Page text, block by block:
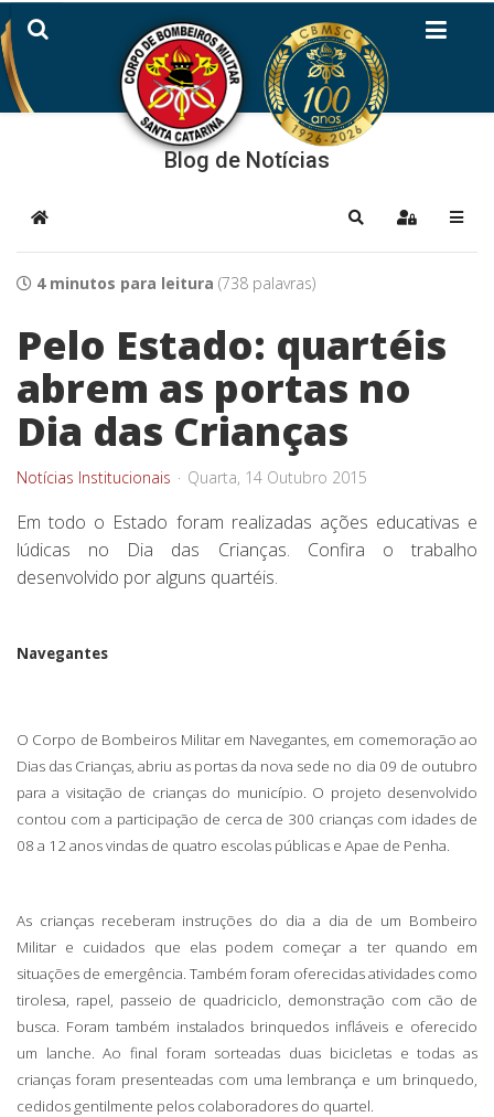
Blog de Notícias
Home PesquisarSign In
4 minutos para leitura (738 palavras)
Pelo Estado: quartéis
abrem as portas no
Dia das Crianças
Notícias Institucionais Quarta, 14 Outubro 2015
Em todo o Estado foram realizadas ações educativas e
lúdicas no Dia das Crianças. Confira o trabalho
desenvolvido por alguns quartéis.
Navegantes
O Corpo de Bombeiros Militar em Navegantes, em comemoração ao
Dias das Crianças, abriu as portas da nova sede no dia 09 de outubro
para a visitação de crianças do município. O projeto desenvolvido
contou com a participação de cerca de 300 crianças com idades de
08 a 12 anos vindas de quatro escolas públicas e Apae de Penha.
As crianças receberam instruções do dia a dia de um Bombeiro
Militar e cuidados que elas podem começar a ter quando em
situações de emergência. Também foram oferecidas atividades como
tirolesa, rapel, passeio de quadriciclo, demonstração com cão de
busca. Foram também instalados brinquedos infláveis e oferecido
um lanche. Ao final foram sorteadas duas bicicletas e todas as
crianças foram presenteadas com uma lembrança e um brinquedo,
cedidos gentilmente pelos colaboradores do quartel.